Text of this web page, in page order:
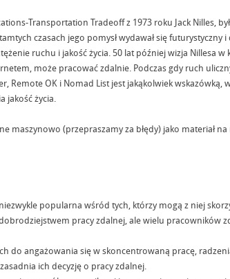
Transportation Tradeoff z 1973 roku Jack Nilles,
czasach jego pomysł wydawał się futurystyczny
ruchu i jakość życia. 50 lat później wizja Nillesa w
może pracować zdalnie. Podczas gdy ruch
Remote OK i Nomad List jest jakąkolwiek wskazówką,
jakość życia.
maszynowo (przepraszamy za błędy) jako materiał na
popularna wśród tych, którzy mogą z niej
pracy zdalnej, ale wielu pracowników
do angażowania się w skoncentrowaną pracę,
ich decyzję o pracy zdalnej.